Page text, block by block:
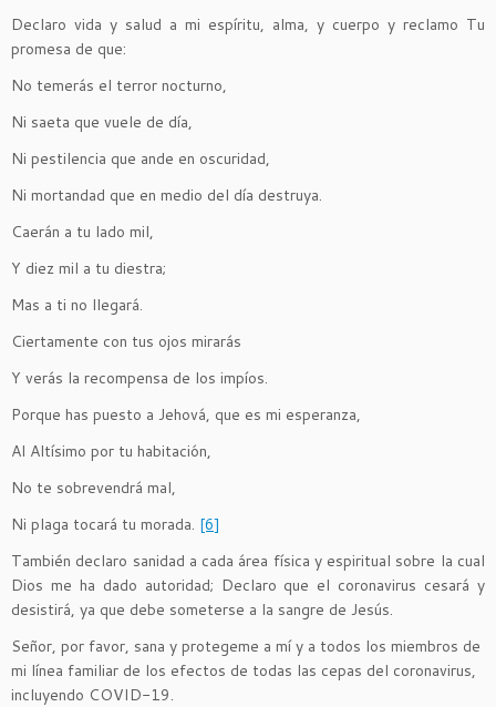
Declaro vida y salud a mi espíritu, alma, y cuerpo y reclamo Tu
promesa de que:
No temerás el terror nocturno,
Ni saeta que vuele de día,
Ni pestilencia que ande en oscuridad,
Ni mortandad que en medio del día destruya.
Caerán a tu lado mil,
Y diez mil a tu diestra;
Mas a ti no llegará.
Ciertamente con tus ojos mirarás
Y verás la recompensa de los impíos.
Porque has puesto a Jehová, que es mi esperanza,
Al Altísimo por tu habitación,
No te sobrevendrá mal,
Ni plaga tocará tu morada. [6]
También declaro sanidad a cada área física y espiritual sobre la cual
Dios me ha dado autoridad; Declaro que el coronavirus cesará y
desistirá, ya que debe someterse a la sangre de Jesús.
Señor, por favor, sana y protegeme a mí y a todos los miembros de
mi línea familiar de los efectos de todas las cepas del coronavirus,
incluyendo COVID-19.